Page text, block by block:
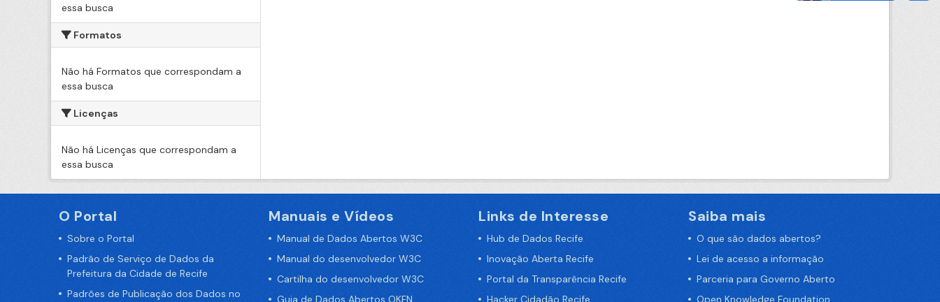
essa busca
Formatos
Não há Formatos que correspondam a
essa busca
Licenças
Não há Licenças que correspondam a
essa busca
O Portal
Sobre o Portal
Padrão de Serviço de Dados da
Prefeitura da Cidade de Recife
Padrões de Publicação dos Dados no
Manuais e Vídeos
Manual de Dados Abertos W3C
Manual do desenvolvedor W3C
Cartilha do desenvolvedor W3C
Guia de Dados Abertos OKFN
Links de Interesse
Hub de Dados Recife
Inovação Aberta Recife
Portal da Transparência Recife
Hacker Cidadão Recife
Saiba mais
O que são dados abertos?
Lei de acesso a informação
Parceria para Governo Aberto
Open Knowledge Foundation